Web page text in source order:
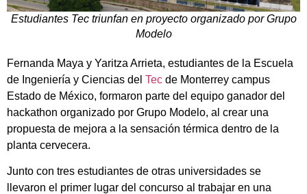
Estudiantes Tec triunfan en proyecto organizado por Grupo
Modelo
Fernanda Maya y Yaritza Arrieta, estudiantes de la Escuela
de Ingeniería y Ciencias del Tec de Monterrey campus
Estado de México, formaron parte del equipo ganador del
hackathon organizado por Grupo Modelo, al crear una
propuesta de mejora a la sensación térmica dentro de la
planta cervecera.
Junto con tres estudiantes de otras universidades se
llevaron el primer lugar del concurso al trabajar en una